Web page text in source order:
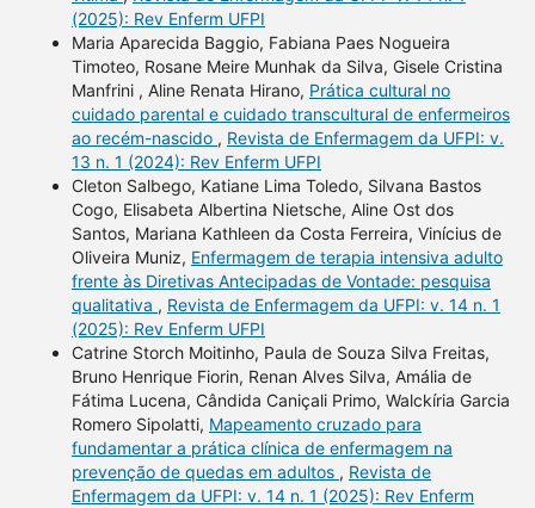
(2025): Rev Enferm UFPI
Maria Aparecida Baggio, Fabiana Paes Nogueira
Timoteo, Rosane Meire Munhak da Silva, Gisele Cristina
Manfrini , Aline Renata Hirano, Prática cultural no
cuidado parental e cuidado transcultural de enfermeiros
ao recém-nascido , Revista de Enfermagem da UFPI: v.
13 n. 1 (2024): Rev Enferm UFPI
Cleton Salbego, Katiane Lima Toledo, Silvana Bastos
Cogo, Elisabeta Albertina Nietsche, Aline Ost dos
Santos, Mariana Kathleen da Costa Ferreira, Vinícius de
Oliveira Muniz, Enfermagem de terapia intensiva adulto
frente às Diretivas Antecipadas de Vontade: pesquisa
qualitativa , Revista de Enfermagem da UFPI: v. 14 n. 1
(2025): Rev Enferm UFPI
Catrine Storch Moitinho, Paula de Souza Silva Freitas,
Bruno Henrique Fiorin, Renan Alves Silva, Amália de
Fátima Lucena, Cândida Caniçali Primo, Walckíria Garcia
Romero Sipolatti, Mapeamento cruzado para
fundamentar a prática clínica de enfermagem na
prevenção de quedas em adultos , Revista de
Enfermagem da UFPI: v. 14 n. 1 (2025): Rev Enferm